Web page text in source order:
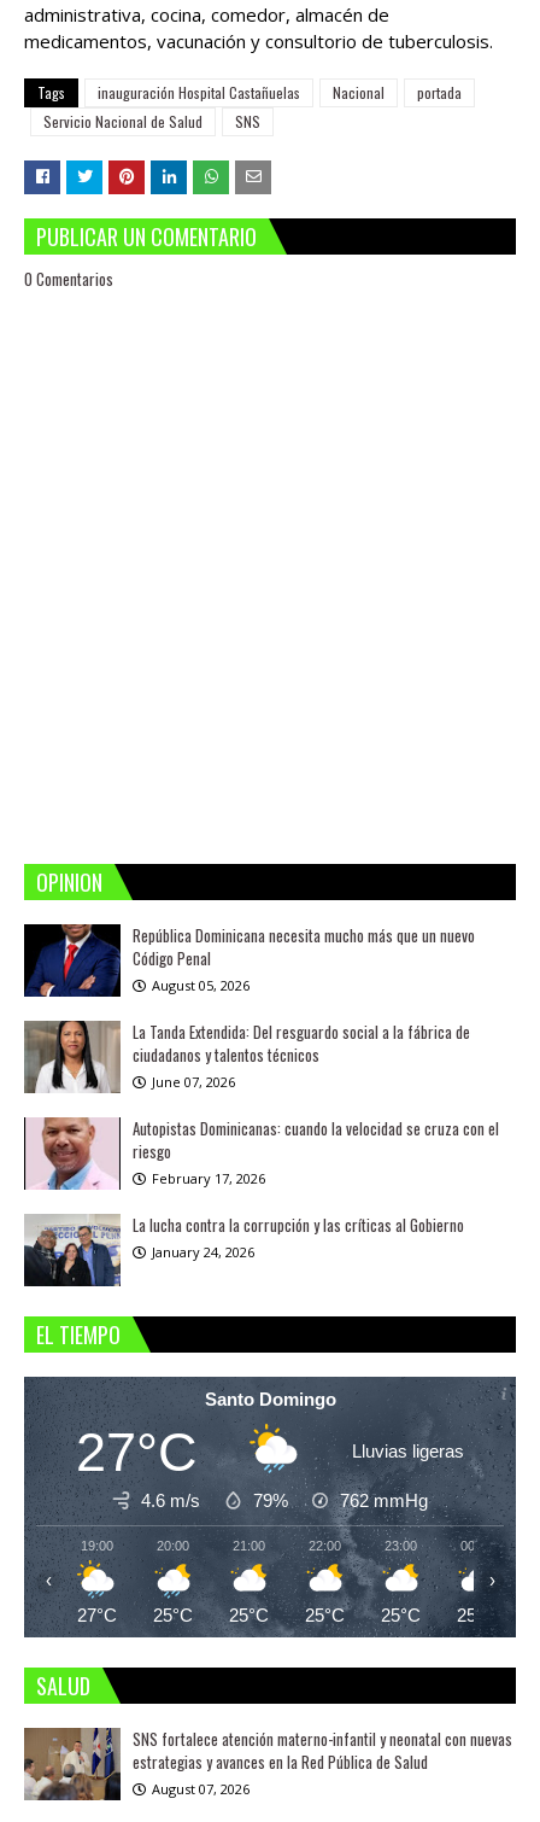
administrativa, cocina, comedor, almacén de
medicamentos, vacunación y consultorio de tuberculosis.
Tags inauguración Hospital Castañuelas Nacional
portada
Servicio Nacional de Salud
SNS
PUBLICAR UN COMENTARIO
0 Comentarios
OPINION
República Dominicana necesita mucho más que un nuevo
Código Penal
August 05, 2026
La Tanda Extendida: Del resguardo social a la fábrica de
ciudadanos y talentos técnicos
June 07, 2026
Autopistas Dominicanas: cuando la velocidad se cruza con el
riesgo
February 17, 2026
La lucha contra la corrupción y las críticas al Gobierno
January 24, 2026
EL TIEMPO
Santo Domingo
27°C Lluvias ligeras
4.6 m/s 79% 762mmHg
19:00
27°C
20:00
25°C
21:00
25°C
22:00
25°C
23:00
25°C
00:00
25°C
‹ ›
SALUD
SNS fortalece atención materno-infantil y neonatal con nuevas
estrategias y avances en la Red Pública de Salud
August 07, 2026